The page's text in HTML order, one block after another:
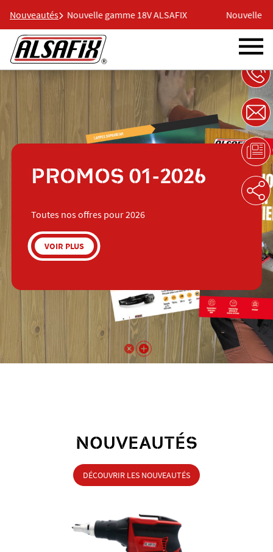
NouveautésNouvelle gamme 18V ALSAFIX Nouvelle
PROMOS 01-2026
Toutes nos offres pour 2026
VOIR PLUS
NOUVEAUTÉS
DÉCOUVRIR LES NOUVEAUTÉS